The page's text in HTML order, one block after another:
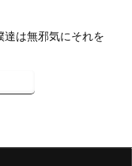
は無邪気にそれを